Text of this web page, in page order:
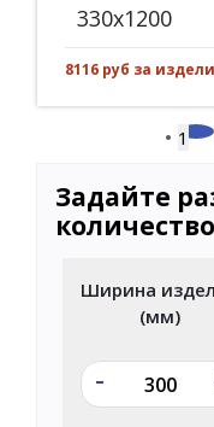
330x1200
8116 руб за
1
Задайте
количество
Ширина
(мм)
-